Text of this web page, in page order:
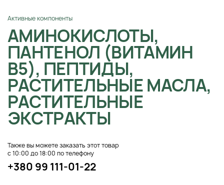
Активные компоненты
АМИНОКИСЛОТЫ,
ПАНТЕНОЛ (ВИТАМИН
B5), ПЕПТИДЫ,
РАСТИТЕЛЬНЫЕ МАСЛА,
РАСТИТЕЛЬНЫЕ
ЭКСТРАКТЫ
Также вы можете заказать этот товар
с 10:00 до 18:00 по телефону
+380 99 111-01-22